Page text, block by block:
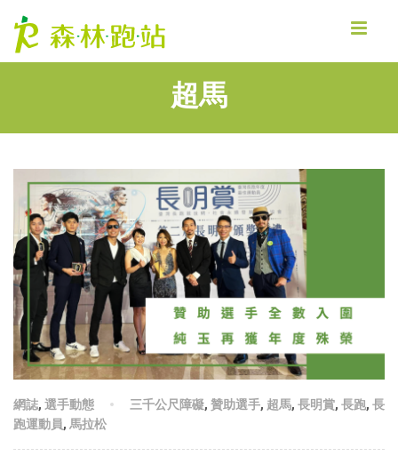
超馬
網誌, 選手動態 三千公尺障礙, 贊助選手, 超馬, 長明賞, 長跑, 長
跑運動員, 馬拉松